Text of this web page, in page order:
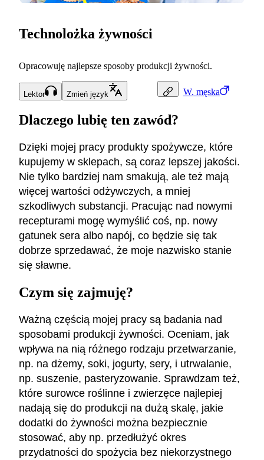
W. męska
Technolożka żywności
Opracowuję najlepsze sposoby produkcji żywności.
Lektor Zmień język
Dlaczego lubię ten zawód?
Dzięki mojej pracy produkty spożywcze, które
kupujemy w sklepach, są coraz lepszej jakości.
Nie tylko bardziej nam smakują, ale też mają
więcej wartości odżywczych, a mniej
szkodliwych substancji. Pracując nad nowymi
recepturami mogę wymyślić coś, np. nowy
gatunek sera albo napój, co będzie się tak
dobrze sprzedawać, że moje nazwisko stanie
się sławne.
Czym się zajmuję?
Ważną częścią mojej pracy są badania nad
sposobami produkcji żywności. Oceniam, jak
wpływa na nią różnego rodzaju przetwarzanie,
np. na dżemy, soki, jogurty, sery, i utrwalanie,
np. suszenie, pasteryzowanie. Sprawdzam też,
które surowce roślinne i zwierzęce najlepiej
nadają się do produkcji na dużą skalę, jakie
dodatki do żywności można bezpiecznie
stosować, aby np. przedłużyć okres
przydatności do spożycia bez niekorzystnego